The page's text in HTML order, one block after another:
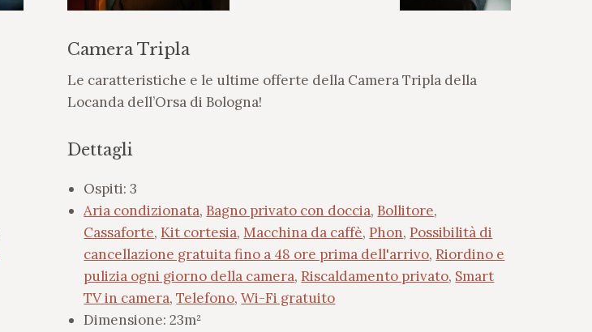
Camera Tripla
Le caratteristiche e le ultime offerte della Camera Tripla della
Locanda dell’Orsa di Bologna!
Dettagli
Ospiti: 3
Aria condizionata, Bagno privato con doccia, Bollitore,
Cassaforte,Kit cortesia,Macchina da caffè,Phon,Possibilità di
cancellazione gratuita fino a 48 ore prima dell'arrivo,Riordino e
pulizia ogni giorno della camera,Riscaldamento privato, Smart
TV in camera,Telefono,Wi-Fi gratuito
Dimensione: 23m²